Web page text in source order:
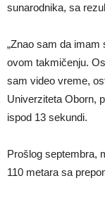
sunarodnika, sa
„Znao sam da imam
ovom takmičenju.
sam video vreme,
Univerziteta Oborn,
ispod 13 sekundi.
Prošlog septembra,
110 metara sa